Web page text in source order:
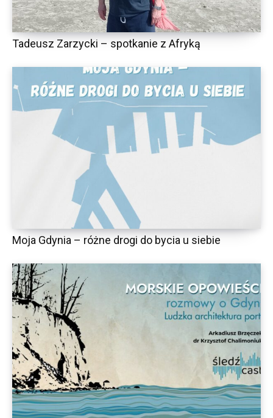
Tadeusz Zarzycki – spotkanie z Afryką
Moja Gdynia – różne drogi do bycia u siebie